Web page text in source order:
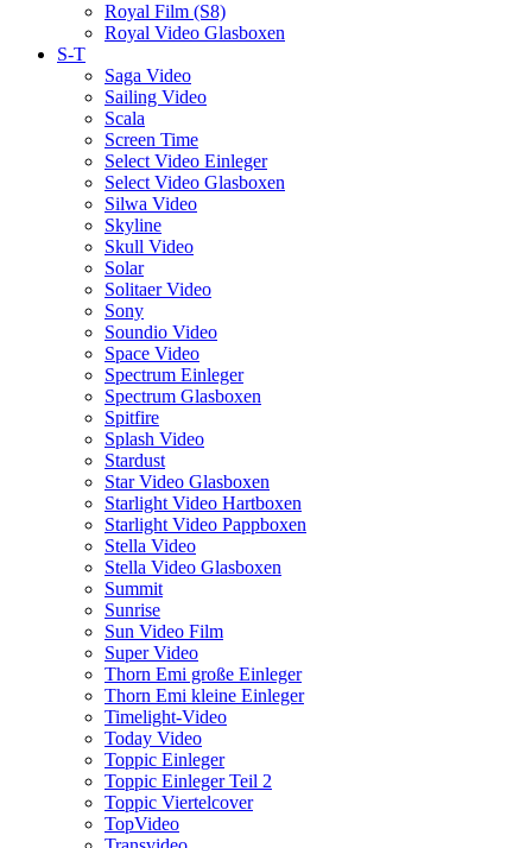
Royal Film (S8)
Royal Video Glasboxen
S-T
Saga Video
Sailing Video
Scala
Screen Time
Select Video Einleger
Select Video Glasboxen
Silwa Video
Skyline
Skull Video
Solar
Solitaer Video
Sony
Soundio Video
Space Video
Spectrum Einleger
Spectrum Glasboxen
Spitfire
Splash Video
Stardust
Star Video Glasboxen
Starlight Video Hartboxen
Starlight Video Pappboxen
Stella Video
Stella Video Glasboxen
Summit
Sunrise
Sun Video Film
Super Video
Thorn Emi große Einleger
Thorn Emi kleine Einleger
Timelight-Video
Today Video
Toppic Einleger
Toppic Einleger Teil 2
Toppic Viertelcover
TopVideo